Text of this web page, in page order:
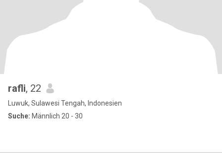
rafli, 22
Luwuk, Sulawesi Tengah, Indonesien
Suche: Männlich 20 - 30